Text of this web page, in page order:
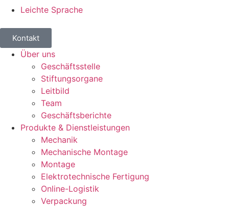
Leichte Sprache
Kontakt
Über uns
Geschäftsstelle
Stiftungsorgane
Leitbild
Team
Geschäftsberichte
Produkte & Dienstleistungen
Mechanik
Mechanische Montage
Montage
Elektrotechnische Fertigung
Online-Logistik
Verpackung